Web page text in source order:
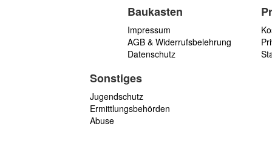
Baukasten
Impressum
AGB & Widerrufsbelehrung
Datenschutz
Sonstiges
Jugendschutz
Ermittlungsbehörden
Abuse